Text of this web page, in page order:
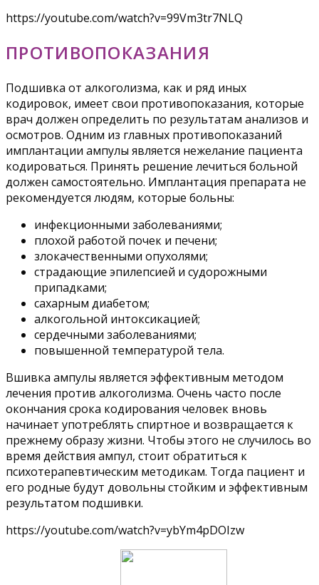
https://youtube.com/watch?v=99Vm3tr7NLQ
ПРОТИВОПОКАЗАНИЯ
Подшивка от алкоголизма, как и ряд иных
кодировок, имеет свои противопоказания, которые
врач должен определить по результатам анализов и
осмотров. Одним из главных противопоказаний
имплантации ампулы является нежелание пациента
кодироваться. Принять решение лечиться больной
должен самостоятельно. Имплантация препарата не
рекомендуется людям, которые больны:
инфекционными заболеваниями;
плохой работой почек и печени;
злокачественными опухолями;
страдающие эпилепсией и судорожными
припадками;
сахарным диабетом;
алкогольной интоксикацией;
сердечными заболеваниями;
повышенной температурой тела.
Вшивка ампулы является эффективным методом
лечения против алкоголизма. Очень часто после
окончания срока кодирования человек вновь
начинает употреблять спиртное и возвращается к
прежнему образу жизни. Чтобы этого не случилось во
время действия ампул, стоит обратиться к
психотерапевтическим методикам. Тогда пациент и
его родные будут довольны стойким и эффективным
результатом подшивки.
https://youtube.com/watch?v=ybYm4pDOIzw